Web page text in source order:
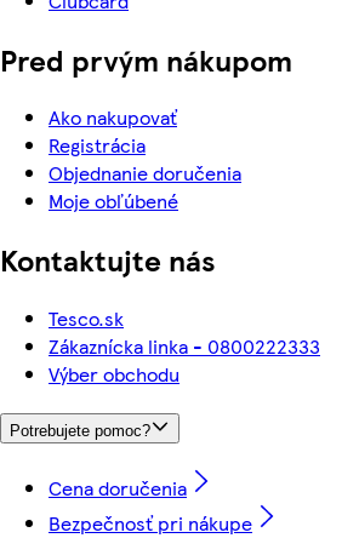
Pred prvým nákupom
Ako nakupovať
Registrácia
Objednanie doručenia
Moje obľúbené
Kontaktujte nás
Tesco.sk
Zákaznícka linka - 0800222333
Výber obchodu
Potrebujete pomoc?
Cena doručenia
Bezpečnosť pri nákupe